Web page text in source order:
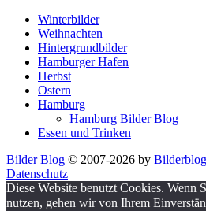
Winterbilder
Weihnachten
Hintergrundbilder
Hamburger Hafen
Herbst
Ostern
Hamburg
Hamburg Bilder Blog
Essen und Trinken
Bilder Blog © 2007-2026 by
Datenschutz
Diese Website benutzt Cookies. Wenn
nutzen, gehen wir von Ihrem